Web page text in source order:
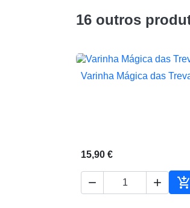
16 outros
 Vista rápida
Varinha Mágica das
15,90 €
  